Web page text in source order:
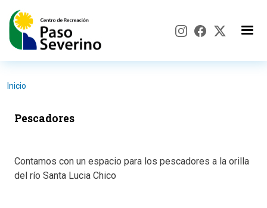
Inicio
Pescadores
Contamos con un espacio para los pescadores a la orilla
del río Santa Lucia Chico